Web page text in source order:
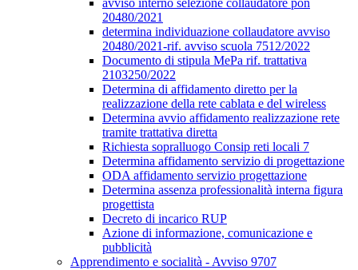
avviso interno selezione collaudatore pon
20480/2021
determina individuazione collaudatore avviso
20480/2021-rif. avviso scuola 7512/2022
Documento di stipula MePa rif. trattativa
2103250/2022
Determina di affidamento diretto per la
realizzazione della rete cablata e del wireless
Determina avvio affidamento realizzazione rete
tramite trattativa diretta
Richiesta sopralluogo Consip reti locali 7
Determina affidamento servizio di progettazione
ODA affidamento servizio progettazione
Determina assenza professionalità interna figura
progettista
Decreto di incarico RUP
Azione di informazione, comunicazione e
pubblicità
Apprendimento e socialità - Avviso 9707